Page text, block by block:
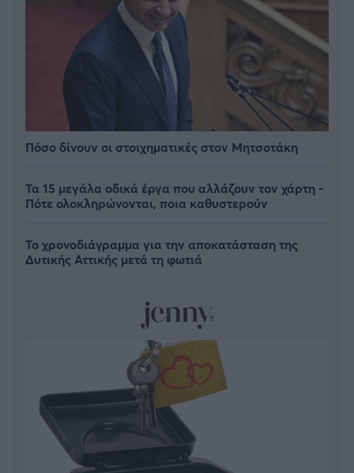
Πόσο δίνουν οι στοιχηματικές στον Μητσοτάκη
Τα 15 μεγάλα οδικά έργα που αλλάζουν τον χάρτη -
Πότε ολοκληρώνονται, ποια καθυστερούν
Το χρονοδιάγραμμα για την αποκατάσταση της
Δυτικής Αττικής μετά τη φωτιά